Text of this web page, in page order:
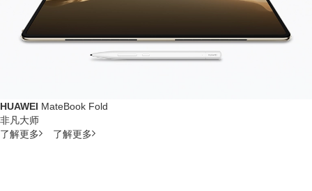
HUAWEI MateBook Fold
非凡大师
了解更多
了解更多